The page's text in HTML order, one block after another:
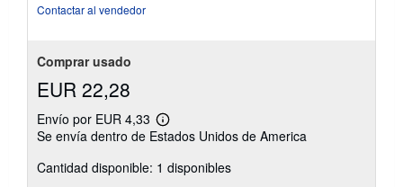
Contactar al vendedor
Comprar usado
EUR 22,28
Envío por EUR 4,33
Más
información
las
tarifas
Se envía dentro de Estados Unidos de America
Cantidad disponible: 1 disponibles